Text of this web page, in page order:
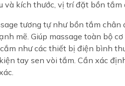
và kích thước, vị trí đặt bồn
tương tự như bồn tắm chân
mẽ. Giúp massage toàn bộ
như các thiết bị điện bình
tay sen vòi tắm. Cần xác